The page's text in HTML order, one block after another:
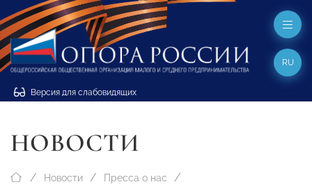
Версия для слабовидящих
RU
НОВОСТИ
Новости Пресса о нас